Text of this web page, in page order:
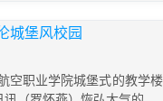
城堡风校园
空职业学院城堡式的教学